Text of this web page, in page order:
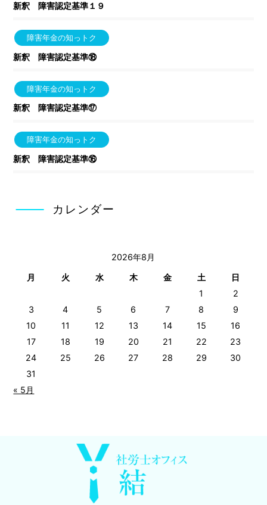
新釈 障害認定基準１９
障害年金の知っトク
新釈 障害認定基準⑱
障害年金の知っトク
新釈 障害認定基準⑰
障害年金の知っトク
新釈 障害認定基準⑯
カレンダー
2026年8月
月
火 水 木 金 土
日
1
2
3
4 5 6 7 8
9
10
11 12 13 14 15
16
17
18 19 20 21 22
23
24
25 26 27 28 29
30
31
« 5月